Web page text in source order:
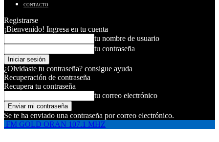
CONTACTO
Registrarse
¡Bienvenido! Ingresa en tu cuenta
tu nombre de usuario
tu contraseña
¿Olvidaste tu contraseña? consigue ayuda
Recuperación de contraseña
Recupera tu contraseña
tu correo electrónico
Se te ha enviado una contraseña por correo electrónico.
FM GOLD ORAN 107.1 MHZ